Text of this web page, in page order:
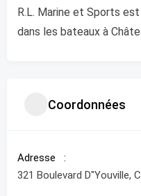
R.L. Marine et Sports
dans les bateaux à
Coordonnées
Adresse
321 Boulevard D"Youville,